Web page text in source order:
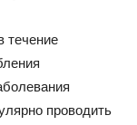
течение
проводить